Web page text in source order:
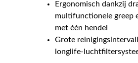
Ergonomisch dankzij
multifunctionele greep
met één hendel
Grote
longlife-